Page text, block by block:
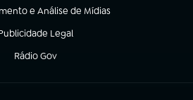
e Análise de Mídias
aba)
Legal
em nova aba)
Rádio Gov
(abre em nova aba)